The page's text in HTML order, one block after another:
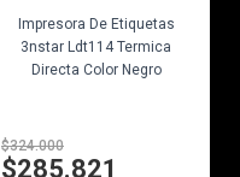
Impresora De Etiquetas
3nstar Ldt114 Termica
Directa Color Negro
$324.000
$285.821